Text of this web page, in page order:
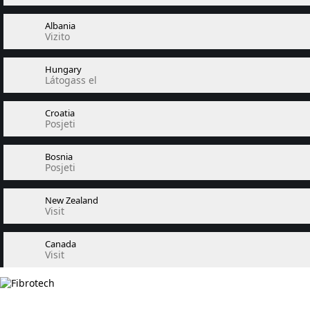
Albania
Vizito
Hungary
Látogass el
Croatia
Posjeti
Bosnia
Posjeti
New Zealand
Visit
Canada
Visit